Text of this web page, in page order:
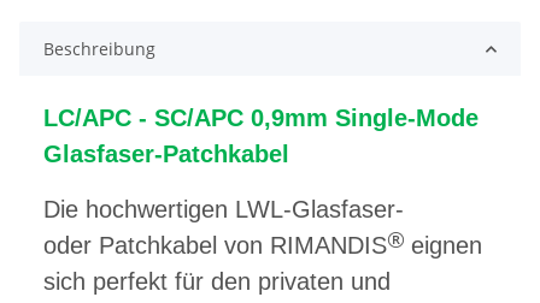
Beschreibung
LC/APC - SC/APC 0,9mm Single-Mode
Glasfaser-Patchkabel
Die hochwertigen LWL-Glasfaser-
oder Patchkabel von RIMANDIS® eignen
sich perfekt für den privaten und